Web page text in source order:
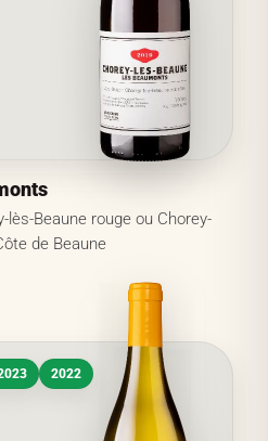
lès-Beaune rouge ou Chorey-
de Beaune
2022